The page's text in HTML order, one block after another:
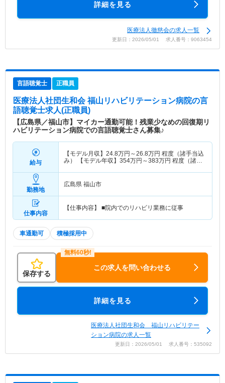
詳細を見る
医療法人徹慈会の求人一覧
更新日：2026/05/01 求人番号：9063454
言語聴覚士 正職員
医療法人社団生和会 福山リハビリテーション病院の言
語聴覚士求人(正職員)
【広島県／福山市】マイカー通勤可能！残業少なめの回復期リ
ハビリテーション病院での言語聴覚士さん募集♪
給与
【モデル月収】 24.8万円～26.8万円 程度（諸手当込
み） 【モデル年収】 354万円～383万円 程度（諸手
勤務地
広島県 福山市
仕事内容
【仕事内容】 ■院内でのリハビリ業務に従事
車通勤可 積極採用中
保存する
この求人を問い合わせる
詳細を見る
医療法人社団生和会 福山リハビリテー
ション病院の求人一覧
更新日：2026/05/01 求人番号：535092